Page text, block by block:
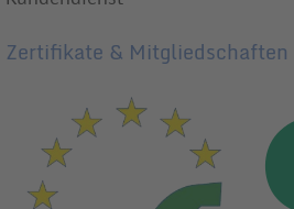
Zertifikate & Mitgliedschaften